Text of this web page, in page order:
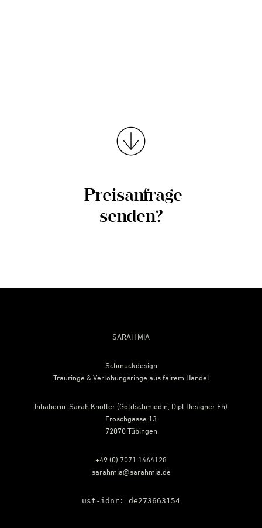
Preisanfrage
senden?
SARAH MIA
Schmuckdesign
Trauringe & Verlobungsringe aus fairem Handel
Inhaberin: Sarah Knöller (Goldschmiedin, Dipl.Designer Fh)
Froschgasse 13
72070 Tübingen
+49 (0) 7071.1464128
sarahmia@sarahmia.de
ust-idnr: de273663154